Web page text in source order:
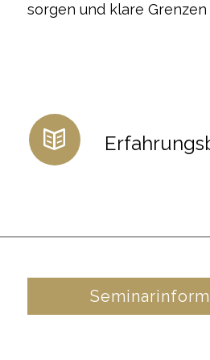
sorgen und klare Grenzen